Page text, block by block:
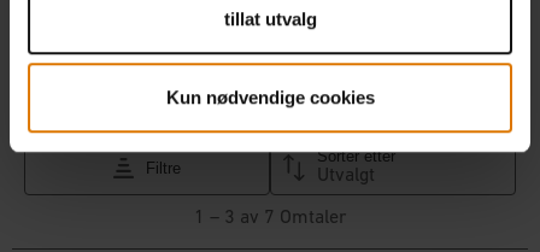
tillat utvalg
Kun nødvendige cookies